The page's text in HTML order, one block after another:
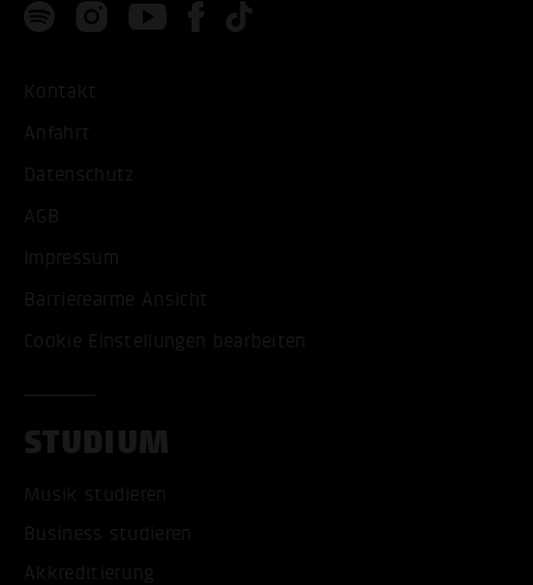
Kontakt
Anfahrt
Datenschutz
AGB
Impressum
Barrierearme Ansicht
Cookie Einstellungen bearbeiten
STUDIUM
Musik studieren
Business studieren
Akkreditierung